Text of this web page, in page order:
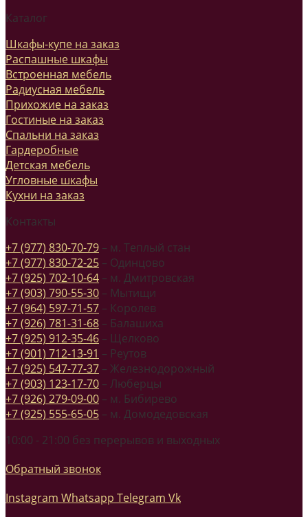
Каталог
Шкафы-купе на заказ
Распашные шкафы
Встроенная мебель
Радиусная мебель
Прихожие на заказ
Гостиные на заказ
Спальни на заказ
Гардеробные
Детская мебель
Угловные шкафы
Кухни на заказ
Контакты
+7 (977) 830-70-79 – м. Теплый стан
+7 (977) 830-72-25 – Одинцово
+7 (925) 702-10-64 – м. Дмитровская
+7 (903) 790-55-30 – Мытищи
+7 (964) 597-71-57 – Королев
+7 (926) 781-31-68 – Балашиха
+7 (925) 912-35-46 – Щелково
+7 (901) 712-13-91 – Реутов
+7 (925) 547-77-37 – Железнодорожный
+7 (903) 123-17-70 – Люберцы
+7 (926) 279-09-00 – м. Бибирево
+7 (925) 555-65-05 – м. Домодедовская
10:00 - 21:00 без перерывов и выходных
Обратный звонок
Instagram Whatsapp Telegram Vk